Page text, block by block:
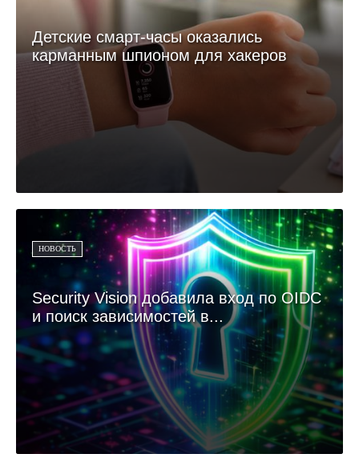
Детские смарт-часы оказались
карманным шпионом для хакеров
НОВОСТЬ
Security Vision добавила вход по OIDC
и поиск зависимостей в...